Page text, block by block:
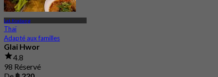
Lat Krabang
Thaï
Adapté aux familles
Glai Hwor
4.8
98 Réservé